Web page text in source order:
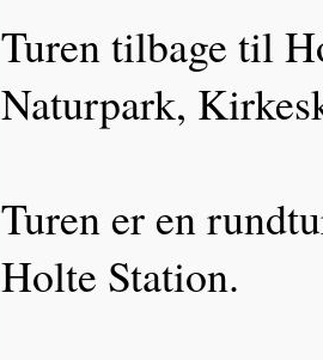
Turen tilbage til
Naturpark,
Turen er en
Holte Station.